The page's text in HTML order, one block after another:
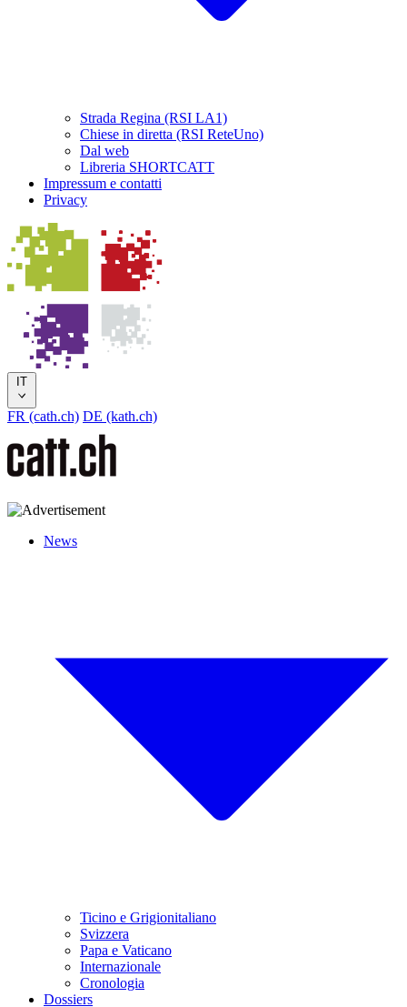
Strada Regina (RSI LA1)
Chiese in diretta (RSI ReteUno)
Dal web
Libreria SHORTCATT
Impressum e contatti
Privacy
IT
FR (cath.ch) DE (kath.ch)
News
Ticino e Grigionitaliano
Svizzera
Papa e Vaticano
Internazionale
Cronologia
Dossiers